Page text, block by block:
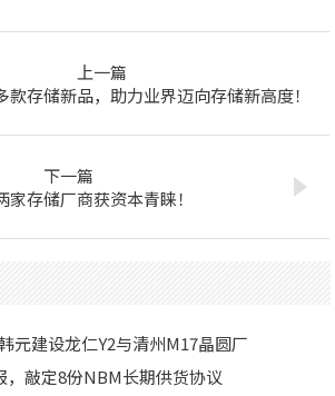
上一篇
款存储新品，助力业界迈向存储新高度！
下一篇
家存储厂商获资本青睐！
元建设龙仁Y2与清州M17晶圆厂
，敲定8份NBM长期供货协议